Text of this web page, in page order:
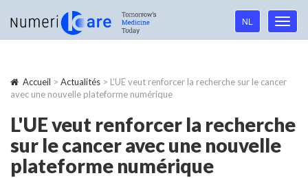
Language
navigation
NL
Accueil > Actualités > L'UE veut renforcer la recherche sur le cancer
avec une nouvelle plateforme numérique
L'UE veut renforcer la recherche
sur le cancer avec une nouvelle
plateforme numérique